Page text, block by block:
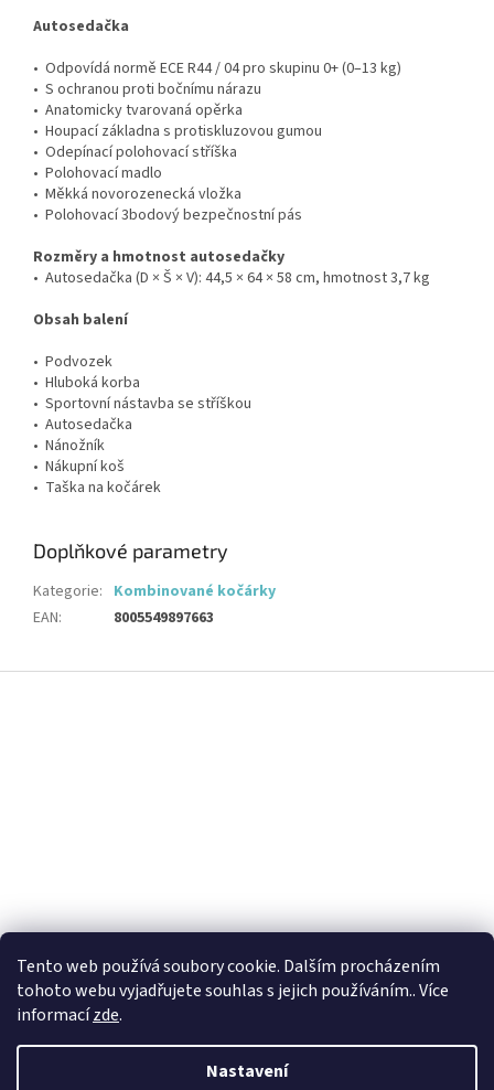
Tento web používá soubory cookie. Dalším procházením
tohoto webu vyjadřujete souhlas s jejich používáním.. Více
informacízde.
Nastavení
Autosedačka
• Odpovídá normě ECE R44 / 04 pro skupinu 0+ (0–13 kg)
• S ochranou proti bočnímu nárazu
• Anatomicky tvarovaná opěrka
• Houpací základna s protiskluzovou gumou
• Odepínací polohovací stříška
• Polohovací madlo
• Měkká novorozenecká vložka
• Polohovací 3bodový bezpečnostní pás
Rozměry a hmotnost autosedačky
• Autosedačka (D × Š × V): 44,5 × 64 × 58 cm, hmotnost 3,7 kg
Obsah balení
• Podvozek
• Hluboká korba
• Sportovní nástavba se stříškou
• Autosedačka
• Nánožník
• Nákupní koš
• Taška na kočárek
Doplňkové parametry
Kategorie: Kombinované kočárky
EAN: 8005549897663
Vytvořil Shoptet